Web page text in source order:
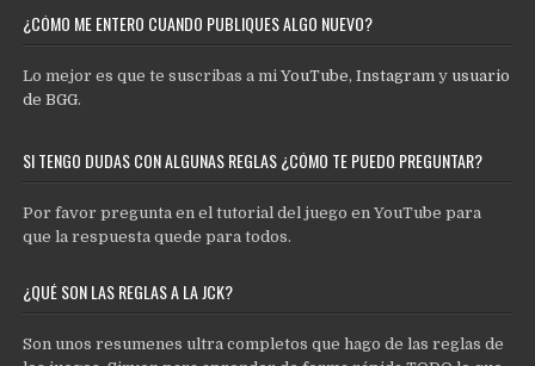
¿CÓMO ME ENTERO CUANDO PUBLIQUES ALGO NUEVO?
Lo mejor es que te suscribas a miYouTube,Instagram y usuario
de BGG.
SI TENGO DUDAS CON ALGUNAS REGLAS ¿CÓMO TE PUEDO PREGUNTAR?
Por favor pregunta en el tutorial del juego en YouTube para
que la respuesta quede para todos.
¿QUÉ SON LAS REGLAS A LA JCK?
Son unos resumenes ultra completos que hago de las reglas de